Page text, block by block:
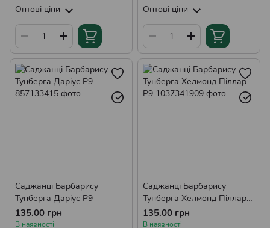
Оптові ціни Оптові ціни
Саджанці Барбарису
Тунберга Даріус Р9
135.00 грн
В наявності
Саджанці Барбарису
Тунберга Хелмонд Піллар
Р9
135.00 грн
В наявності